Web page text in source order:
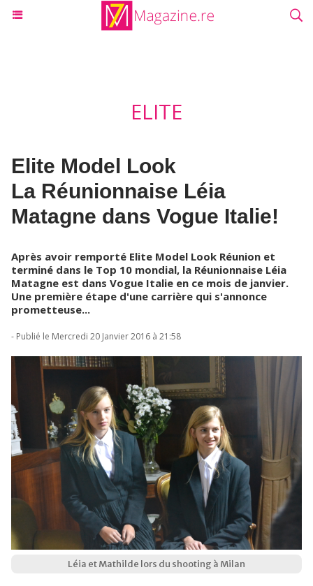
ELITE
Elite Model Look
La Réunionnaise Léia
Matagne dans Vogue Italie!
Après avoir remporté Elite Model Look Réunion et
terminé dans le Top 10 mondial, la Réunionnaise Léia
Matagne est dans Vogue Italie en ce mois de janvier.
Une première étape d'une carrière qui s'annonce
prometteuse...
- Publié le Mercredi 20 Janvier 2016 à 21:58
Léia et Mathilde lors du shooting à Milan